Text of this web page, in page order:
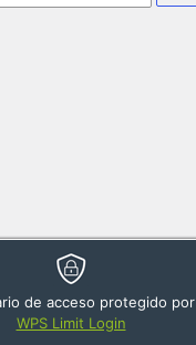
de acceso protegido por
WPS Limit Login